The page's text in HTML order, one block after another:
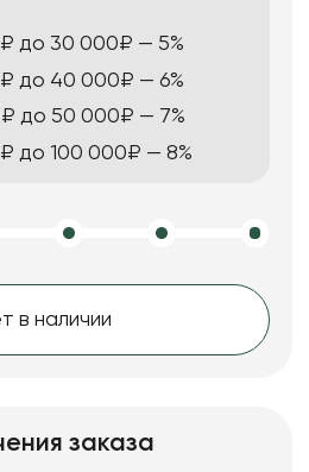
до 30 000₽ — 5%
до 40 000₽ — 6%
до 50 000₽ — 7%
до 100 000₽ — 8%
в наличии
заказа